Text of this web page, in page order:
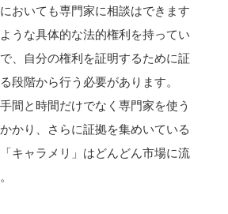
おいても専門家に相談はできます
うな具体的な法的権利を持ってい
、自分の権利を証明するために証
段階から行う必要があります。
間と時間だけでなく専門家を使う
かり、さらに証拠を集めいている
キャラメリ」はどんどん市場に流